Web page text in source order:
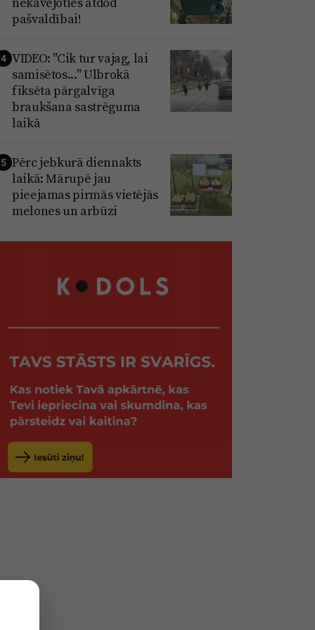
pašvaldībai!
4 VIDEO: "Cik tur vajag, lai
samisētos..." Ulbrokā
fiksēta pārgalvīga
braukšana sastrēguma
laikā
5 Pērc jebkurā diennakts
laikā: Mārupē jau
pieejamas pirmās vietējās
melones un arbūzi